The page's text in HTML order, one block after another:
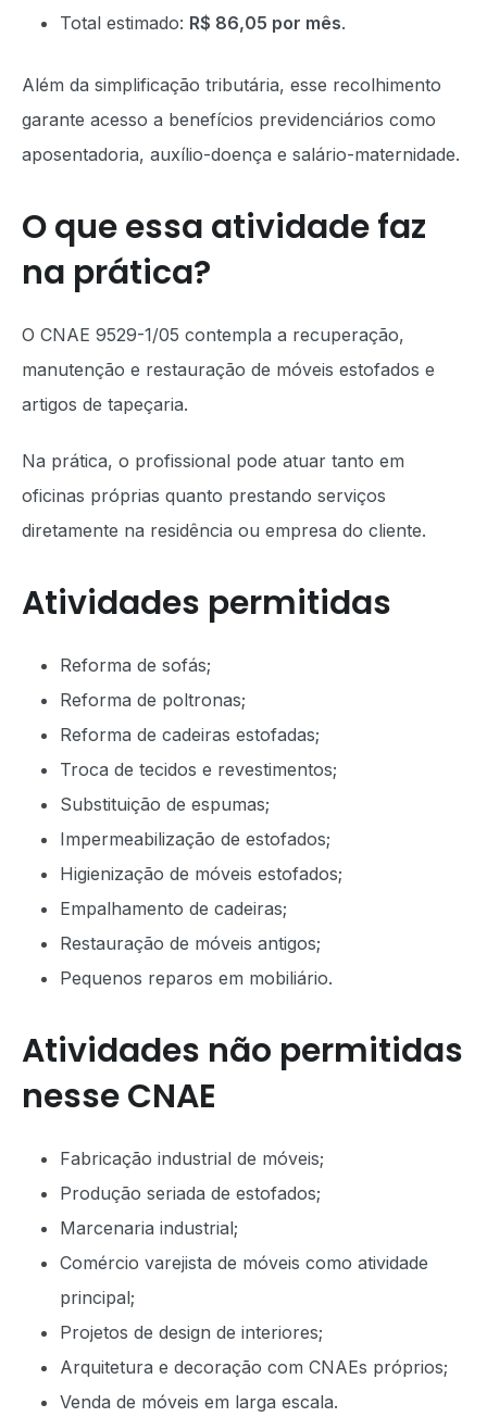
Total estimado: R$ 86,05 por mês.
Além da simplificação tributária, esse recolhimento
garante acesso a benefícios previdenciários como
aposentadoria, auxílio-doença e salário-maternidade.
O que essa atividade faz
na prática?
O CNAE 9529-1/05 contempla a recuperação,
manutenção e restauração de móveis estofados e
artigos de tapeçaria.
Na prática, o profissional pode atuar tanto em
oficinas próprias quanto prestando serviços
diretamente na residência ou empresa do cliente.
Atividades permitidas
Reforma de sofás;
Reforma de poltronas;
Reforma de cadeiras estofadas;
Troca de tecidos e revestimentos;
Substituição de espumas;
Impermeabilização de estofados;
Higienização de móveis estofados;
Empalhamento de cadeiras;
Restauração de móveis antigos;
Pequenos reparos em mobiliário.
Atividades não permitidas
nesse CNAE
Fabricação industrial de móveis;
Produção seriada de estofados;
Marcenaria industrial;
Comércio varejista de móveis como atividade
principal;
Projetos de design de interiores;
Arquitetura e decoração com CNAEs próprios;
Venda de móveis em larga escala.